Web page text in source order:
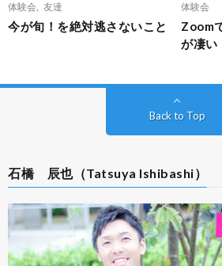
体験会
友達
今が旬！を絶対逃さないこと
体験会
Zoom
が凄い
Back to Top
石橋 辰也（Tatsuya Ishibashi）